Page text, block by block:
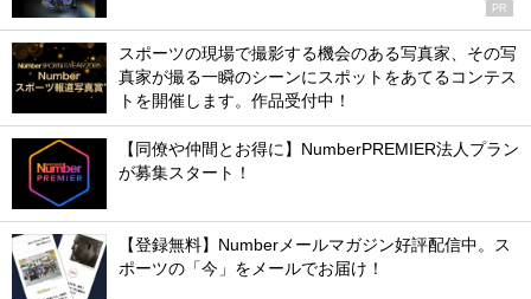
PR
スポーツの現場で撮影する機会のある写真家、その写
真家が撮る一瞬のシーンにスポットをあてるコンテス
トを開催します。作品受付中！
【同僚や仲間とお得に】NumberPREMIER法人プラン
が募集スタート！
【登録無料】Numberメールマガジン好評配信中。ス
ポーツの「今」をメールでお届け！